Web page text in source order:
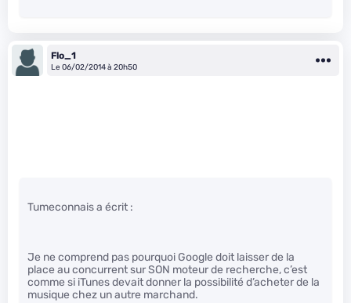
Flo_1
Le 06/02/2014 à 20h50
Tumeconnais a écrit :
Je ne comprend pas pourquoi Google doit laisser de la
place au concurrent sur SON moteur de recherche, c’est
comme si iTunes devait donner la possibilité d’acheter de la
musique chez un autre marchand.